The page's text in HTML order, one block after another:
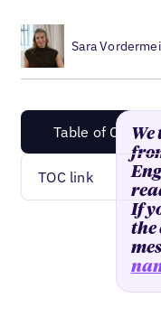
Sara
Table of
TOC link
If
the